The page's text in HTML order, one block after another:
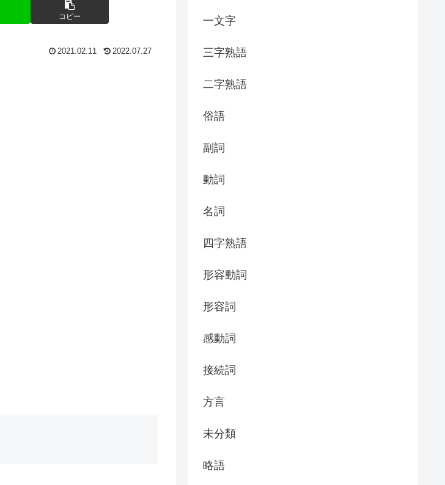
コピー
2021.02.11 2022.07.27
一文字
三字熟語
二字熟語
俗語
副詞
動詞
名詞
四字熟語
形容動詞
形容詞
感動詞
接続詞
方言
未分類
略語